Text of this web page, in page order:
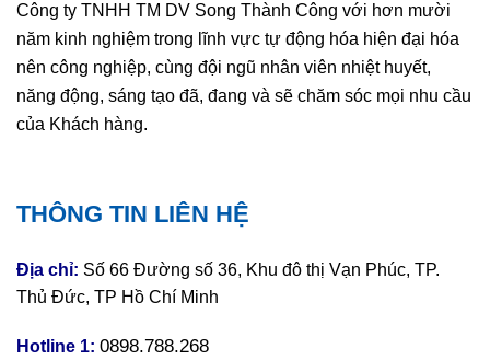
Công ty TNHH TM DV Song Thành Công với hơn mười
năm kinh nghiệm trong lĩnh vực tự động hóa hiện đại hóa
nên công nghiệp, cùng đội ngũ nhân viên nhiệt huyết,
năng động, sáng tạo đã, đang và sẽ chăm sóc mọi nhu cầu
của Khách hàng.
THÔNG TIN LIÊN HỆ
Địa chỉ: Số 66 Đường số 36, Khu đô thị Vạn Phúc, TP.
Thủ Đức, TP Hồ Chí Minh
Hotline 1: 0898.788.268